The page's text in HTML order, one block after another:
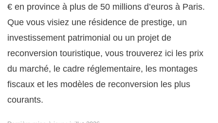
€ en province à plus de 50 millions d’euros à Paris.
Que vous visiez une résidence de prestige, un
investissement patrimonial ou un projet de
reconversion touristique, vous trouverez ici les prix
du marché, le cadre réglementaire, les montages
fiscaux et les modèles de reconversion les plus
courants.